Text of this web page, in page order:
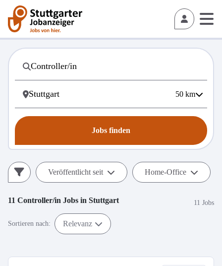
50 km
Jobs finden
Veröffentlicht seit Home-Office
11 Controller/in Jobs in Stuttgart 11 Jobs
Sortieren nach: Relevanz